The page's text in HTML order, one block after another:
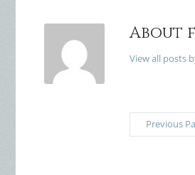
About
View all posts
Previous